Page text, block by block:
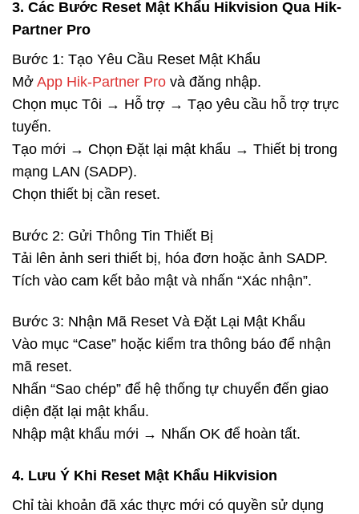
3. Các Bước Reset Mật Khẩu Hikvision Qua Hik-
Partner Pro
Bước 1: Tạo Yêu Cầu Reset Mật Khẩu
Mở App Hik-Partner Pro và đăng nhập.
Chọn mục Tôi → Hỗ trợ → Tạo yêu cầu hỗ trợ trực
tuyến.
Tạo mới → Chọn Đặt lại mật khẩu → Thiết bị trong
mạng LAN (SADP).
Chọn thiết bị cần reset.
Bước 2: Gửi Thông Tin Thiết Bị
Tải lên ảnh seri thiết bị, hóa đơn hoặc ảnh SADP.
Tích vào cam kết bảo mật và nhấn “Xác nhận”.
Bước 3: Nhận Mã Reset Và Đặt Lại Mật Khẩu
Vào mục “Case” hoặc kiểm tra thông báo để nhận
mã reset.
Nhấn “Sao chép” để hệ thống tự chuyển đến giao
diện đặt lại mật khẩu.
Nhập mật khẩu mới → Nhấn OK để hoàn tất.
4. Lưu Ý Khi Reset Mật Khẩu Hikvision
Chỉ tài khoản đã xác thực mới có quyền sử dụng